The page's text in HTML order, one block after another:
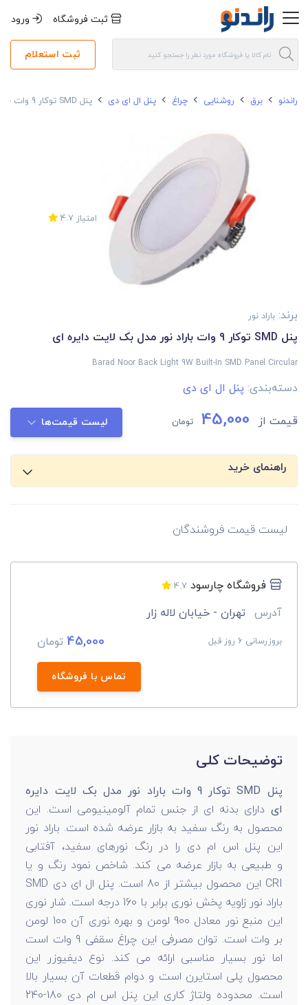
ثبت فروشگاه ورود
ثبت استعلام
راندنو برق روشنایی چراغ پنل ال ای دی پنل SMD توکار 9 وات باراد نور مدل بک لایت دایره ای
امتیاز 4.7
برند: باراد نور
پنل SMD توکار 9 وات باراد نور مدل بک لایت دایره ای
Barad Noor Back Light 9W Built-In SMD Panel Circular
دسته‌بندی: پنل ال ای دی
قیمت از 45,000 تومان لیست قیمت‌ها
راهنمای خرید
لیست قیمت فروشندگان
فروشگاه چارسود 4.7
آدرس تهران - خیابان لاله زار
بروزرسانی 6 روز قبل 45,000 تومان
تماس با فروشگاه
توضیحات کلی
پنل SMD توکار 9 وات باراد نور مدل بک لایت دایره
ای دارای بدنه ای از جنس تمام آلومینیومی است. این
محصول به رنگ سفید به بازار عرضه شده است. باراد نور
این پنل اس ام دی را در رنگ نورهای سفید، آفتابی
و طبیعی به بازار عرضه می کند. شاخص نمود رنگ و یا
CRI این محصول بیشتر از 80 است. پنل ال ای دی SMD
باراد نور زاویه پخش نوری برابر با 160 درجه است. شار نوری
این منبع نور معادل 900 لومن و بهره نوری آن 100 لومن
بر وات است. توان مصرفی این چراغ سقفی 9 وات است
اما نور بسیار مناسبی ارائه می کند. نوع دیفیوزر این
محصول پلی استایرن است و دوام قطعات آن بسیار بالا
است. محدوده ولتاژ کاری این پنل اس ام دی 180-240